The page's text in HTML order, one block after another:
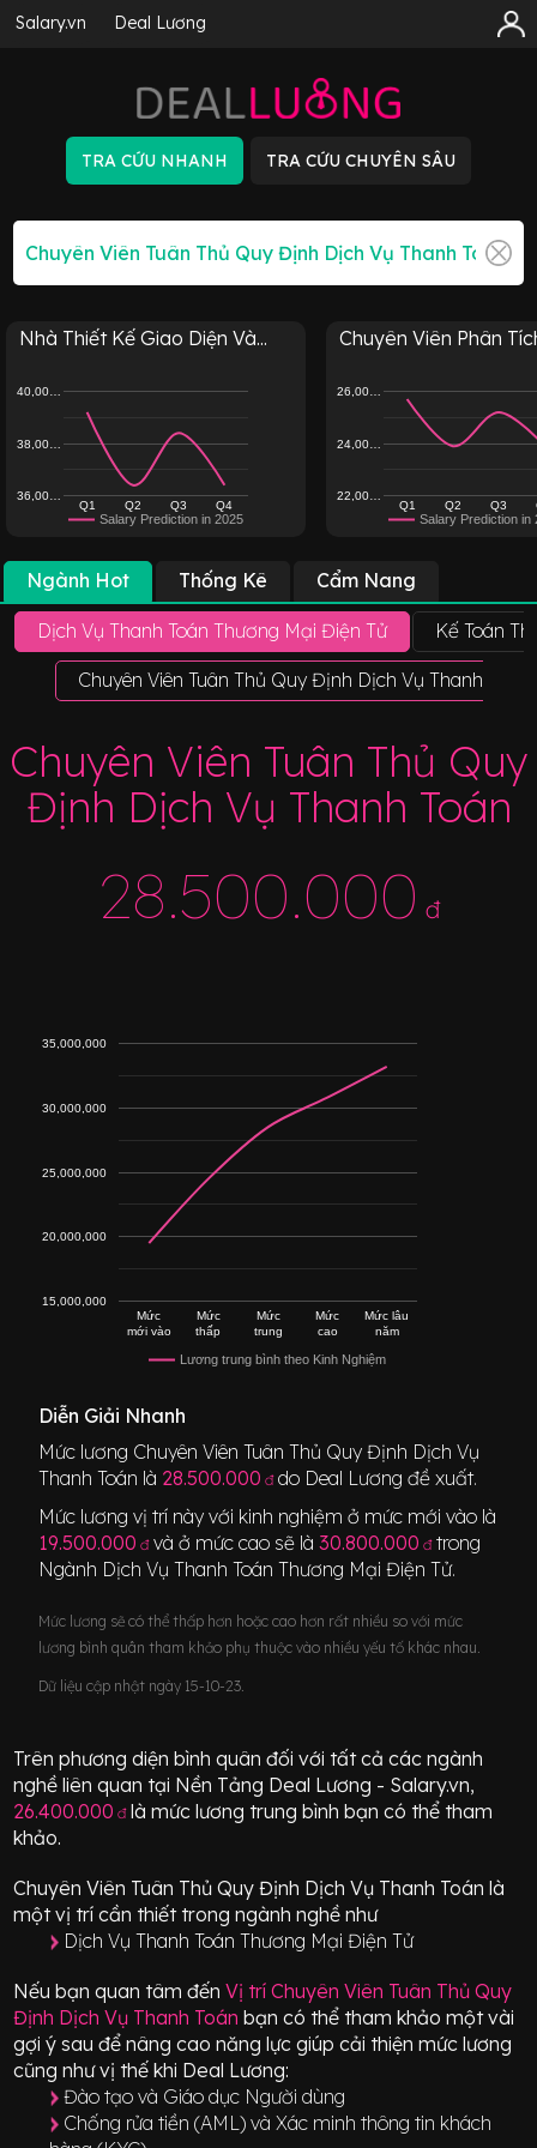
Salary.vn Deal Lương
Nhà Thiết Kế Giao Diện Và...
Salary Prediction in 2025
Q1 Q2 Q3 Q4
36,00…
38,00…
40,00…
Chuyên Viên Phân
Salary Prediction in
Q1 Q2 Q3
22,00…
24,00…
26,00…
Ngành Hot Thống Kê Cẩm Nang
Dịch Vụ Thanh Toán Thương Mại Điện Tử Kế Toán
Chuyên Viên Tuân Thủ Quy Định Dịch Vụ Thanh Toán
Chuyên Viên Tuân Thủ Quy
Định Dịch Vụ Thanh Toán
28.500.000 đ
Lương trung bình theo Kinh Nghiệm
Mức
mới vào
Mức
thấp
Mức
trung
Mức
cao
Mức lâu
năm
15,000,000
20,000,000
25,000,000
30,000,000
35,000,000
Diễn Giải Nhanh
Mức lương Chuyên Viên Tuân Thủ Quy Định Dịch Vụ
Thanh Toán là 28.500.000 đdo Deal Lương đề xuất.
Mức lương vị trí này với kinh nghiệm ở mức mới vào là
19.500.000 đ và ở mức cao sẽ là30.800.000 đ trong
Ngành Dịch Vụ Thanh Toán Thương Mại Điện Tử.
Mức lương sẽ có thể thấp hơn hoặc cao hơn rất nhiều so với mức
lương bình quân tham khảo phụ thuộc vào nhiều yếu tố khác nhau.
Dữ liệu cập nhật ngày 15-10-23.
Trên phương diện bình quân đối với tất cả các ngành
nghề liên quan tại Nền Tảng Deal Lương - Salary.vn,
26.400.000 đlà mức lương trung bình bạn có thể tham
khảo.
Chuyên Viên Tuân Thủ Quy Định Dịch Vụ Thanh Toán là
một vị trícần thiết trong ngành nghề như
Dịch Vụ Thanh Toán Thương Mại Điện Tử
Nếu bạn quan tâm đến Vị tríChuyên Viên Tuân Thủ Quy
Định Dịch Vụ Thanh Toán bạn có thể tham khảo một vài
gợi ý sau để nâng cao năng lực giúp cải thiện mức lương
cũng như vị thế khi Deal Lương:
Đào tạo và Giáo dục Người dùng
Chống rửa tiền (AML) và Xác minh thông tin khách